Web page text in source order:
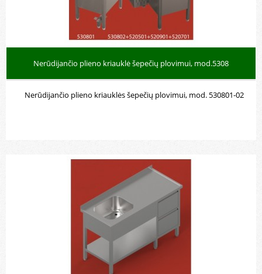
Nerūdijančio plieno kriauklė šepečių plovimui, mod.5308
Nerūdijančio plieno kriauklės šepečių plovimui, mod. 530801-02